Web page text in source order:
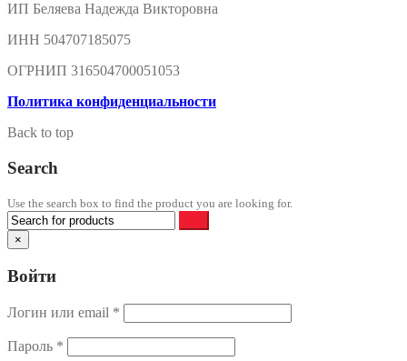
ИП Беляева Надежда Викторовна
ИНН 504707185075
ОГРНИП 316504700051053
Политика конфиденциальности
Back to top
Search
Use the search box to find the product you are looking for.
×
Войти
Логин или email *
Пароль *